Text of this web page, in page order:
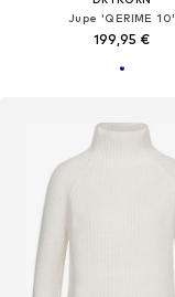
Jupe 'QERIME 10'
199,95 €